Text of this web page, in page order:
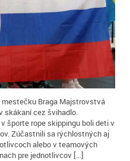
Braga Majstrovstvá
skákaní cez švihadlo.
športe rope skippingu boli deti v
Zúčastnili sa rýchlostných aj
alebo v teamových
pre jednotlivcov […]